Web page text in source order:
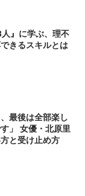
』に学ぶ、理不
きるスキルとは
最後は全部楽し
」 女優・北原里
と受け止め方